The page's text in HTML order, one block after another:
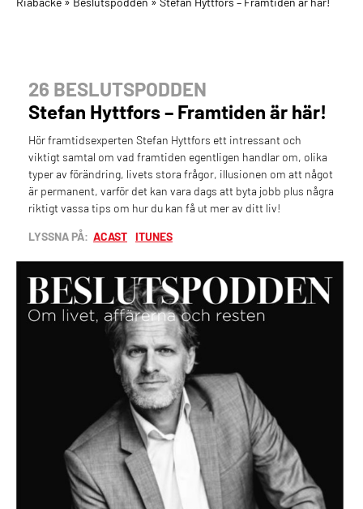
26 BESLUTSPODDEN
Stefan Hyttfors – Framtiden är här!
Hör framtidsexperten Stefan Hyttfors ett intressant och
viktigt samtal om vad framtiden egentligen handlar om, olika
typer av förändring, livets stora frågor, illusionen om att något
är permanent, varför det kan vara dags att byta jobb plus några
riktigt vassa tips om hur du kan få ut mer av ditt liv!
LYSSNA PÅ: ACAST ITUNES